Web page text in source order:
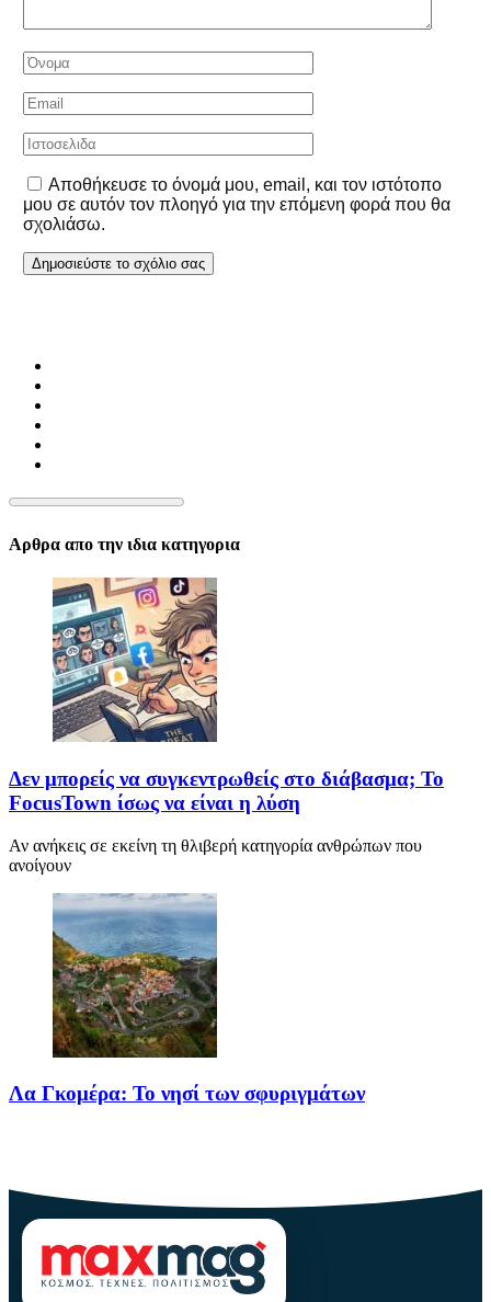
Αποθήκευσε το όνομά μου, email, και τον ιστότοπο
μου σε αυτόν τον πλοηγό για την επόμενη φορά που θα
σχολιάσω.
Αρθρα απο την ιδια κατηγορια
Δεν μπορείς να συγκεντρωθείς στο διάβασμα; Το
FocusTown ίσως να είναι η λύση
Αν ανήκεις σε εκείνη τη θλιβερή κατηγορία ανθρώπων που
ανοίγουν
Λα Γκομέρα: Το νησί των σφυριγμάτων